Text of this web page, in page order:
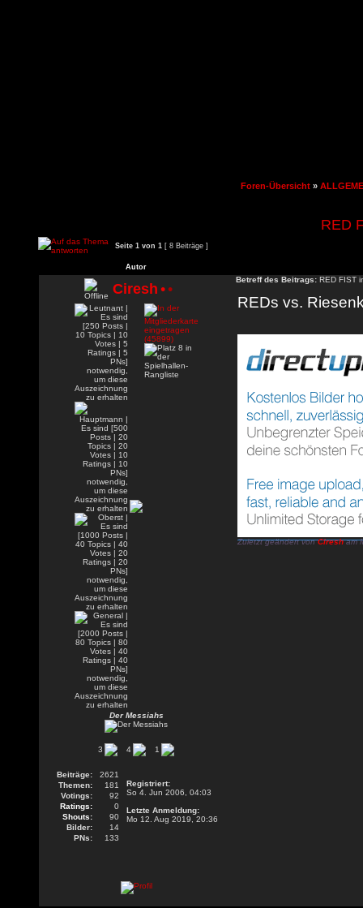
Foren-Übersicht»
RED
Seite 1 von 1 [ 8 Beiträge ]
Autor
Ciresh ••
Der Messiahs
3 4 1
Beiträge:
2621
Themen:
181
Votings:
92
Ratings:
0
Shouts:
90
Bilder:
14
PNs:
133
Registriert:
So 4. Jun 2006, 04:03
Letzte Anmeldung:
Mo 12. Aug 2019, 20:36
Betreff des Beitrags: RED FIST
REDs vs.
Zuletzt geändert vonCiresham